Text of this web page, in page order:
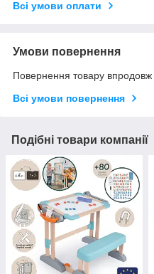
Всі умови оплати
Умови повернення
Повернення товару впродовж
Всі умови повернення
Подібні товари компанії